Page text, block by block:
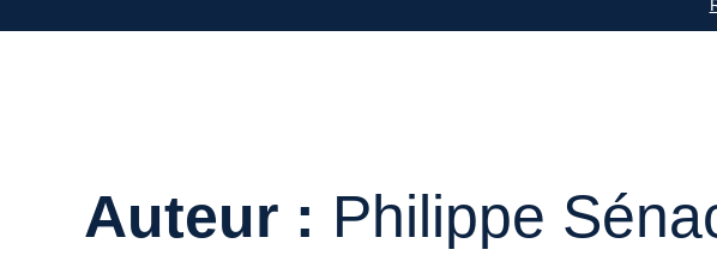
Auteur : Philippe